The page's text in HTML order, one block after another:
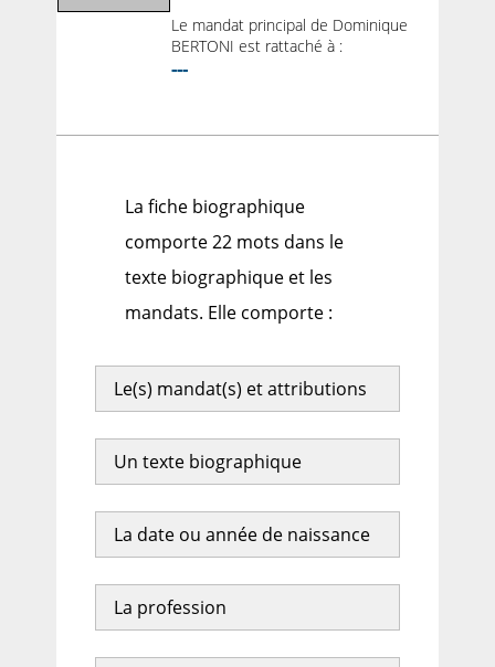
Le mandat principal de Dominique
BERTONI est rattaché à :
---
La fiche biographique
comporte 22 mots dans le
texte biographique et les
mandats. Elle comporte :
Le(s) mandat(s) et attributions
Un texte biographique
La date ou année de naissance
La profession